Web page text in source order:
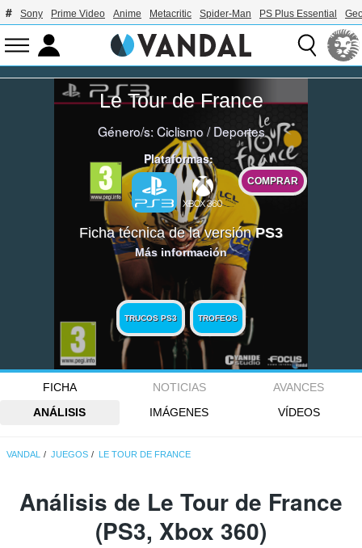
Sony Prime Video Anime Metacritic Spider-Man PS Plus Essential
Le Tour de France
Género/s:Ciclismo/Deportes
Plataformas:
COMPRAR
Ficha técnica de la versiónPS3
Más información
TRUCOS PS3 TROFEOS
FICHA NOTICIAS
AVANCES
ANÁLISIS
IMÁGENES VÍDEOS
VANDAL JUEGOS LE TOUR DE FRANCE
Análisis de Le Tour de France
(PS3, Xbox 360)